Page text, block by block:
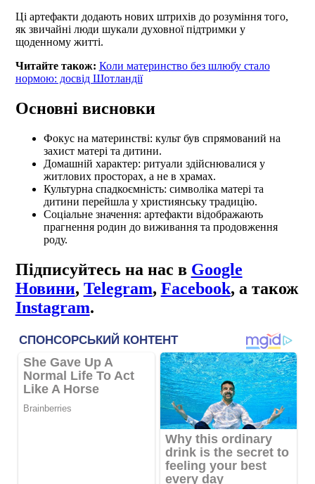
Ці артефакти додають нових штрихів до розуміння того,
як звичайні люди шукали духовної підтримки у
щоденному житті.
Читайте також: Коли материнство без шлюбу стало
нормою: досвід Шотландії
Основні висновки
Фокус на материнстві: культ був спрямований на
захист матері та дитини.
Домашній характер: ритуали здійснювалися у
житлових просторах, а не в храмах.
Культурна спадкоємність: символіка матері та
дитини перейшла у християнську традицію.
Соціальне значення: артефакти відображають
прагнення родин до виживання та продовження
роду.
Підписуйтесь на нас в Google
Новини, Telegram, Facebook, а також
Instagram.